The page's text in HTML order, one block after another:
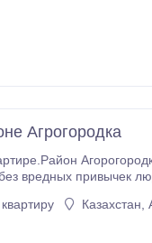
Агрогородка
Старый, теплый дом. Рядом есть школа,
Казахстан,